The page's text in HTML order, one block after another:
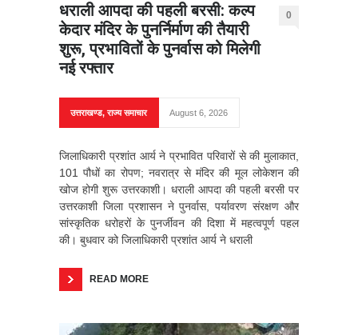
धराली आपदा की पहली बरसी: कल्प
केदार मंदिर के पुनर्निर्माण की तैयारी
शुरू, प्रभावितों के पुनर्वास को मिलेगी
नई रफ्तार
0
उत्तराखण्ड,राज्य समाचार August 6, 2026
जिलाधिकारी प्रशांत आर्य ने प्रभावित परिवारों से की मुलाकात,
101 पौधों का रोपण; नवरात्र से मंदिर की मूल लोकेशन की
खोज होगी शुरू उत्तरकाशी। धराली आपदा की पहली बरसी पर
उत्तरकाशी जिला प्रशासन ने पुनर्वास, पर्यावरण संरक्षण और
सांस्कृतिक धरोहरों के पुनर्जीवन की दिशा में महत्वपूर्ण पहल
की। बुधवार को जिलाधिकारी प्रशांत आर्य ने धराली
READ MORE